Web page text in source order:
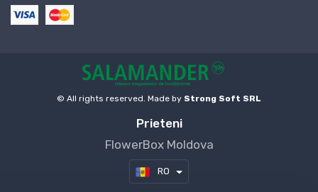
© All rights reserved. Made by Strong Soft SRL
Prieteni
FlowerBox Moldova
RO